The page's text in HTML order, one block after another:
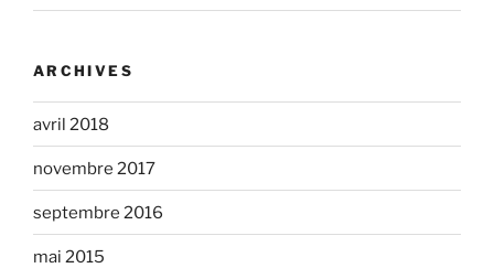
ARCHIVES
avril 2018
novembre 2017
septembre 2016
mai 2015